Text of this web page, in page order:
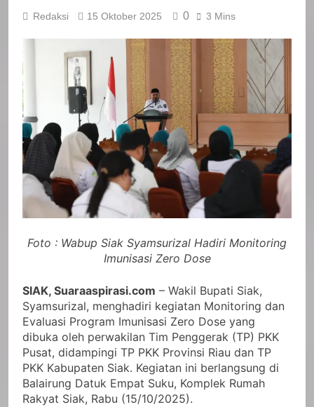
Redaksi 15 Oktober 2025 0 3 Mins
Foto : Wabup Siak Syamsurizal Hadiri Monitoring
Imunisasi Zero Dose
SIAK, Suaraaspirasi.com – Wakil Bupati Siak,
Syamsurizal, menghadiri kegiatan Monitoring dan
Evaluasi Program Imunisasi Zero Dose yang
dibuka oleh perwakilan Tim Penggerak (TP) PKK
Pusat, didampingi TP PKK Provinsi Riau dan TP
PKK Kabupaten Siak. Kegiatan ini berlangsung di
Balairung Datuk Empat Suku, Komplek Rumah
Rakyat Siak, Rabu (15/10/2025).